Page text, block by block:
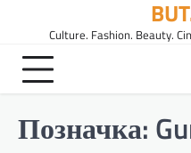
вмісту
Culture. Fashion. Beauty.
Позначка: